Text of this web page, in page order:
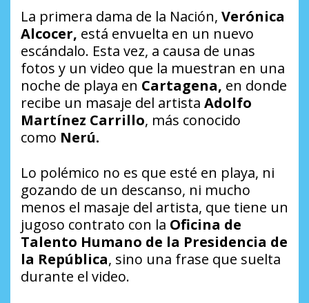
La primera dama de la Nación, Verónica
Alcocer, está envuelta en un nuevo
escándalo. Esta vez, a causa de unas
fotos y un video que la muestran en una
noche de playa en Cartagena, en donde
recibe un masaje del artista Adolfo
Martínez Carrillo, más conocido
como Nerú.
Lo polémico no es que esté en playa, ni
gozando de un descanso, ni mucho
menos el masaje del artista, que tiene un
jugoso contrato con la Oficina de
Talento Humano de la Presidencia de
la República, sino una frase que suelta
durante el video.